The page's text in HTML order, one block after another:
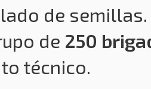
de
de 250
técnico.